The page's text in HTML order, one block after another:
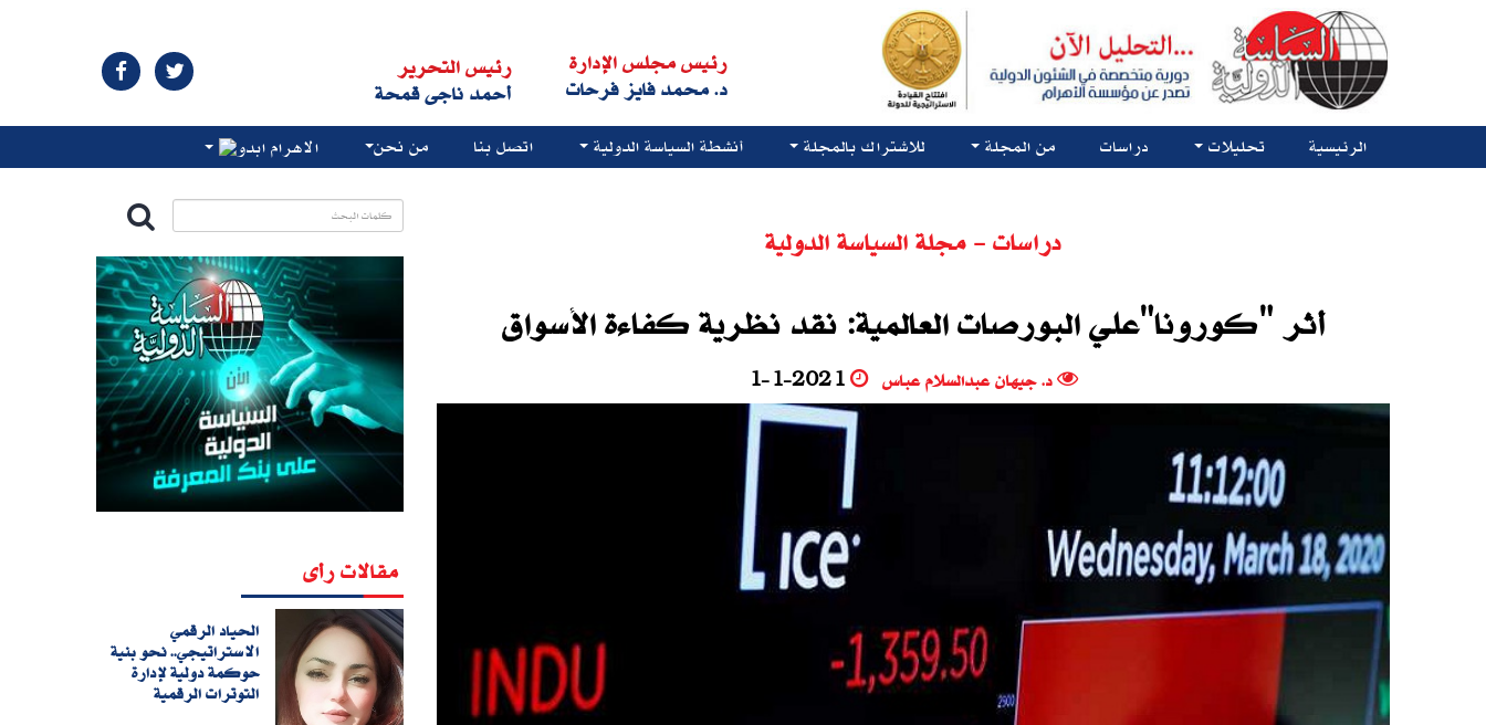
رئيس مجلس الإدارة
د. محمد فايز فرحات
رئيس التحرير
أحمد ناجى قمحة
الرئيسية تحليلات دراسات من المجلة للاشتراك بالمجلة أنشطة السياسة الدولية اتصل بنا من نحن الاهرام ابدو
دراسات - مجلة السياسة الدولية
أثر‮ "‬كورونا"علي البورصات العالمية‮: ‬نقد نظرية كفاءة الأسواق
‬د‮. ‬جيهان عبدالسلام عباس 1-1-2021
مقالات رأى
الحياد الرقمي
الاستراتيجي.. نحو بنية
حوكمة دولية لإدارة
التوترات الرقمية